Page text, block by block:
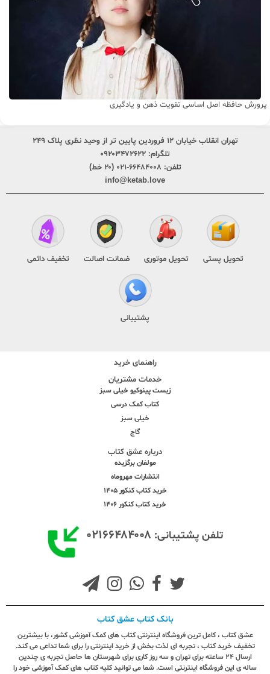
پرورش حافظه اصل اساسی تقویت ذهن و یادگیری
تهران انقلاب خیابان ۱۲ فروردین پایین تر از وحید نظری پلاک ۲۴۹
تلگرام: ۰۹۲۰۳۴۷۲۶۲۲
تلفن: ۶۶۴۸۴۰۰۸-۰۲۱ (۲۰ خط)
info@ketab.love
تحویل پستی تحویل موتوری ضمانت اصالت تخفیف دائمی
پشتیبانی
راهنمای خرید
خدمات مشتریان
زیست پینوکیو خیلی سبز
کتاب کمک درسی
خیلی سبز
گاج
درباره عشق کتاب
مولفان برگزیده
انتشارات مهروماه
خرید کتاب کنکور 1405
خرید کتاب کنکور 1406
تلفن پشتیبانی: ۰۲۱۶۶۴۸۴۰۰۸
بانک کتاب عشق کتاب
عشق کتاب ، کامل ترین فروشگاه اینترنتی کتاب های کمک آموزشی کشور، با بیشترین
تخفیف خرید کتاب ، تجربه ای لذت بخش از خرید اینترنتی را برای شما تداعی می کند.
ارسال ٢٤ ساعته برای تهران و سه روز کاری برای شهرستان ها حاصل تجربه ی چندین
ساله ی این فروشگاه اینترنتی است. شما می توانید کلیه کتاب های کمک آموزشی خود را